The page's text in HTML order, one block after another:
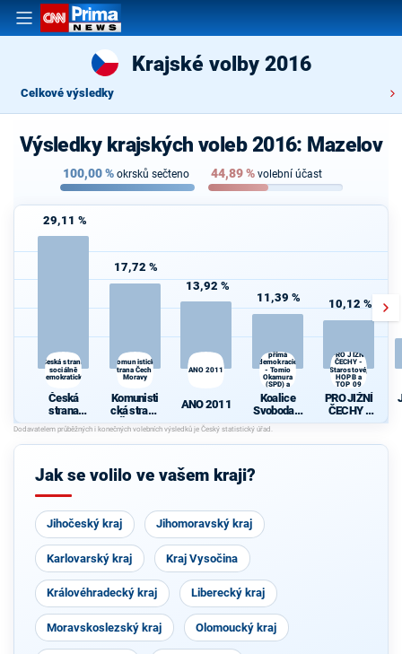
Krajské volby 2016
Celkové výsledky
Výsledky krajských voleb 2016: Mazelov
100,00% okrsků sečteno 44,89% volební účast
29,11 %
Česká strana
sociálně
demokratická
Česká
strana
sociálně
demokrati
cká
17,72 %
Komunistická
strana Čech a
Moravy
Komunisti
cká strana
Čech a
Moravy
13,92 %
ANO 2011
ANO 2011
11,39 %
přímá
demokracie
- Tomio
Okamura
(SPD) a
Strana Práv
Občanů
Koalice
Svoboda a
přímá
demokraci
e - Tomio
10,12 %
PRO JIŽNÍ
ČECHY -
Starostové,
HOPB a
TOP 09
PRO JIŽNÍ
ČECHY -
Starostové
TOP 09
Jak se volilo ve vašem kraji?
Jihočeský kraj Jihomoravský kraj
Karlovarský kraj Kraj Vysočina
Královéhradecký kraj Liberecký kraj
Moravskoslezský kraj Olomoucký kraj